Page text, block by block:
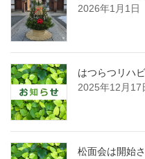
2026年1月1日
はつらつリハ
2025年12月17
松面会は開始